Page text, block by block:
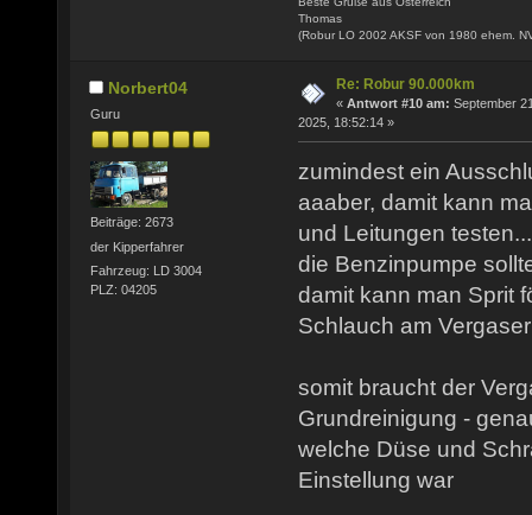
Thomas
(Robur LO 2002 AKSF von 1980 ehem.
Norbert04
Guru
Beiträge: 2673
der Kipperfahrer
Fahrzeug: LD 3004
PLZ: 04205
Re: Robur 90.000km
« Antwort #10 am: September
2025, 18:52:14 »
zumindest ein
aaaber, damit kann
und Leitungen
die Benzinpumpe
damit kann man Sprit
Schlauch am
somit braucht der
Grundreinigung -
welche Düse und
Einstellung war